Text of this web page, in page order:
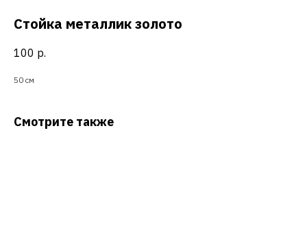
Стойка металлик золото
100 р.
50 см
Смотрите также